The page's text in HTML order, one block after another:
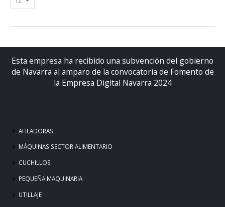
Esta empresa ha recibido una subvención del gobierno
de Navarra al amparo de la convocatoria de Fomento de
la Empresa Digital Navarra 2024
AFILADORAS
MÁQUINAS SECTOR ALIMENTARIO
CUCHILLOS
PEQUEÑA MAQUINARIA
UTILLAJE